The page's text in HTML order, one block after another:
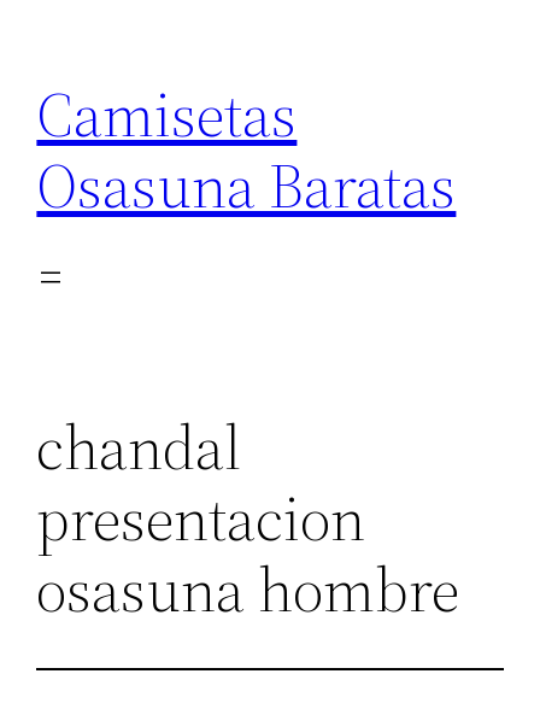
contenido
Camisetas
Osasuna Baratas
chandal
presentacion
osasuna hombre